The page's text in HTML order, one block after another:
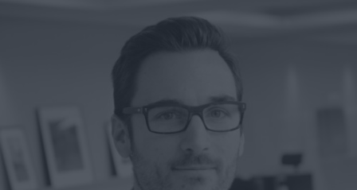
Merci à notre partenaire !
la plateforme qui démocratise l’investissement en private